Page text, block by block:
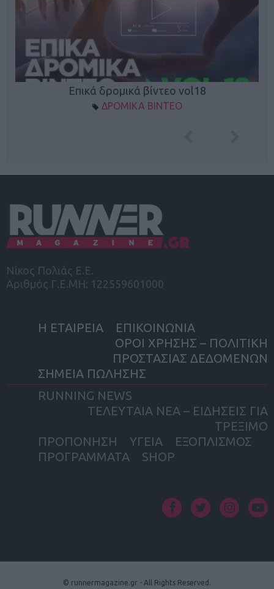
Επικά δρομικά βίντεο vol18
ΔΡΟΜΙΚΑ ΒΙΝΤΕΟ
Νίκος Πολιάς Ε.Ε.
Αριθμός Γ.Ε.ΜΗ: 122559601000
Η ΕΤΑΙΡΕΙΑ
ΕΠΙΚΟΙΝΩΝΙΑ
ΟΡΟΙ ΧΡΗΣΗΣ – ΠΟΛΙΤΙΚΗ
ΠΡΟΣΤΑΣΙΑΣ ΔΕΔΟΜΕΝΩΝ
ΣΗΜΕΙΑ ΠΩΛΗΣΗΣ
RUNNING NEWS
ΤΕΛΕΥΤΑΙΑ ΝΕΑ – ΕΙΔΗΣΕΙΣ ΓΙΑ
ΤΡΕΞΙΜΟ
ΠΡΟΠΟΝΗΣΗ
ΥΓΕΙΑ
ΕΞΟΠΛΙΣΜΟΣ
ΠΡΟΓΡΑΜΜΑΤΑ
SHOP
© runnermagazine.gr - All Rights Reserved.